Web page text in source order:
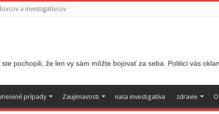
a investigatívcov
pochopili, že len vy sám môžte bojovať za seba. Politici vás
prípady Zaujímavosti naša investigatíva zdravie